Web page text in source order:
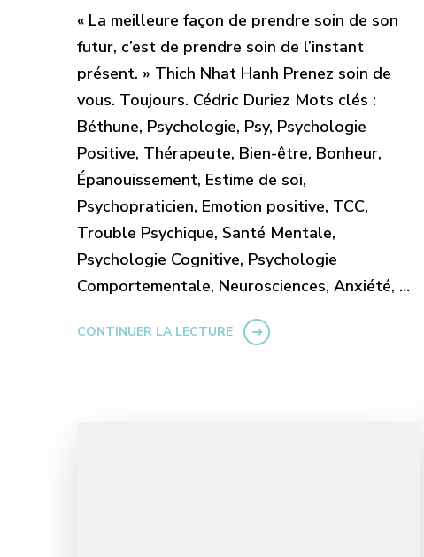
« La meilleure façon de prendre soin de son
futur, c’est de prendre soin de l’instant
présent. » Thich Nhat Hanh Prenez soin de
vous. Toujours. Cédric Duriez Mots clés :
Béthune, Psychologie, Psy, Psychologie
Positive, Thérapeute, Bien-être, Bonheur,
Épanouissement, Estime de soi,
Psychopraticien, Emotion positive, TCC,
Trouble Psychique, Santé Mentale,
Psychologie Cognitive, Psychologie
Comportementale, Neurosciences, Anxiété, …
CONTINUER LA LECTURE